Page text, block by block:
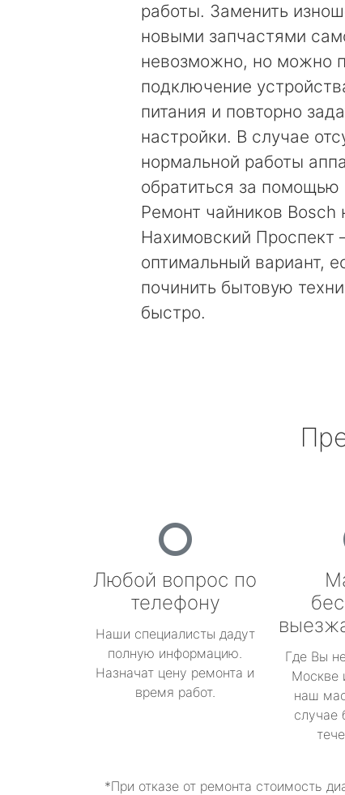
работы. Заменить
новыми запчастями
невозможно, но можно
подключение
питания и повторно
настройки. В случае
нормальной работы
обратиться за помощью
Ремонт чайников Bosch
Нахимовский Проспект
оптимальный вариант,
починить бытовую
быстро.
Любой вопрос по
телефону
Наши специалисты дадут
полную информацию.
Назначат цену ремонта и
время работ.
Где Вы
Москве
наш
случае
*При отказе от ремонта стоимость